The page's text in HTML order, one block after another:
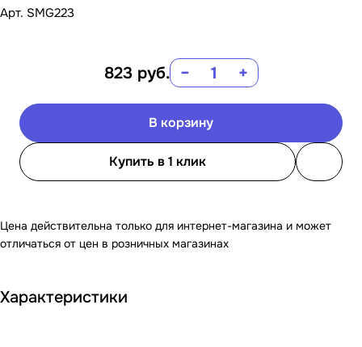
Арт. SMG223
823 руб. − +
В корзину
Купить в 1 клик
Цена действительна только для интернет-магазина и может
отличаться от цен в розничных магазинах
Характеристики